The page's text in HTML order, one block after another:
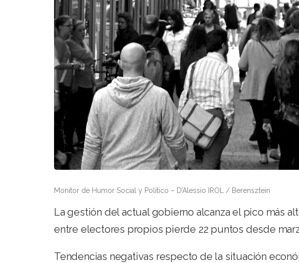
Monitor de Humor Social y Político – D’Alessio IROL / Berensztein
La gestión del actual gobierno alcanza el pico más
entre electores propios pierde 22 puntos desde
Tendencias negativas respecto de la situación